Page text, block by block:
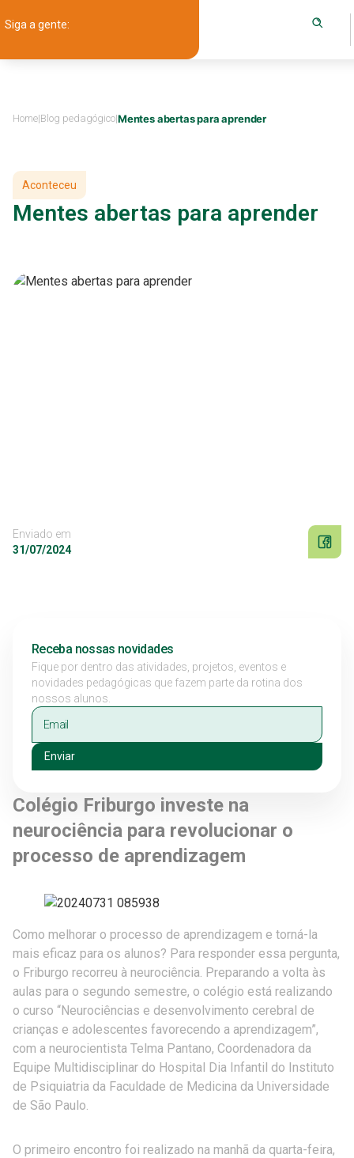
Siga a gente:
Home|Blog pedagógico|Mentes abertas para aprender
Aconteceu
Mentes abertas para aprender
Enviado em
31/07/2024
Receba nossas novidades
Fique por dentro das atividades, projetos, eventos e
novidades pedagógicas que fazem parte da rotina dos
nossos alunos.
Enviar
Colégio Friburgo investe na
neurociência para revolucionar o
processo de aprendizagem
Como melhorar o processo de aprendizagem e torná-la
mais eficaz para os alunos? Para responder essa pergunta,
o Friburgo recorreu à neurociência. Preparando a volta às
aulas para o segundo semestre, o colégio está realizando
o curso “Neurociências e desenvolvimento cerebral de
crianças e adolescentes favorecendo a aprendizagem”,
com a neurocientista Telma Pantano, Coordenadora da
Equipe Multidisciplinar do Hospital Dia Infantil do Instituto
de Psiquiatria da Faculdade de Medicina da Universidade
de São Paulo.
O primeiro encontro foi realizado na manhã da quarta-feira,